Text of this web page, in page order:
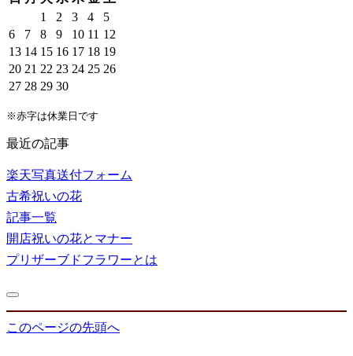
1
2 3 4
5
6
7 8 9 10 11 12
13 14 15 16 17 18 19
20 21 22 23 24 25 26
27 28 29 30
※赤字は休業日です
最近の記事
楽天写真送付フォーム
古希祝いの花
記事一覧
開店祝いの花とマナー
プリザーブドフラワーとは
このページの先頭へ